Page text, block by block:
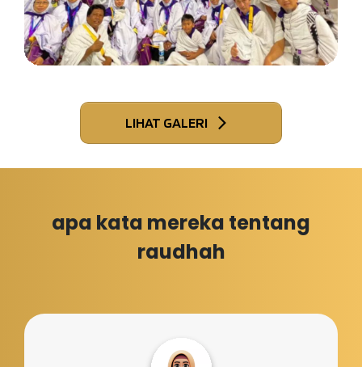
LIHAT GALERI
apa kata mereka tentang
raudhah